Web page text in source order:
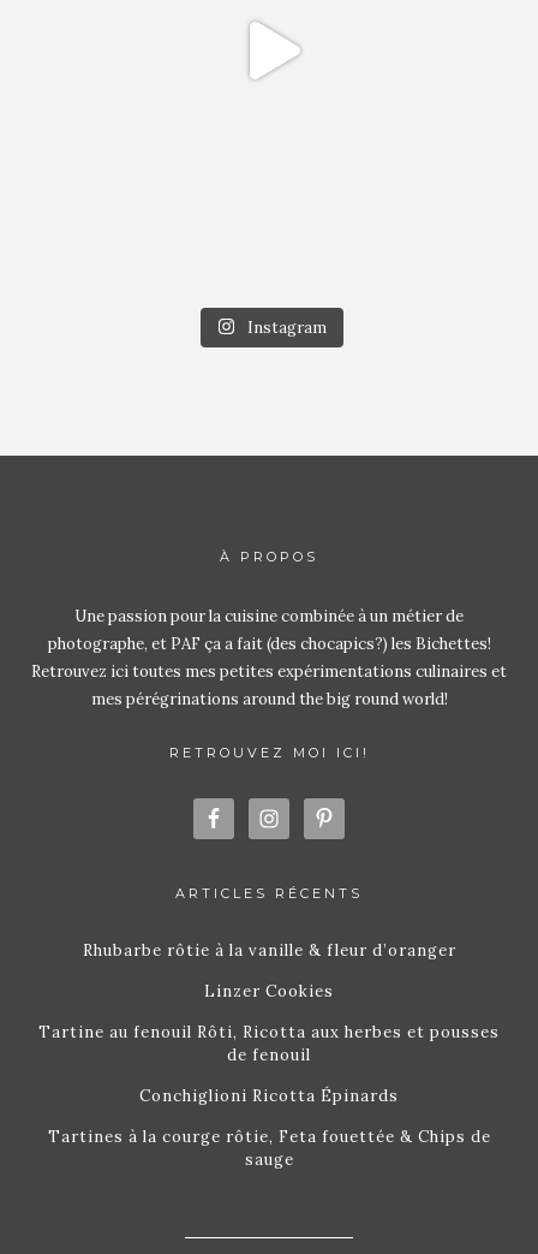
Instagram
À PROPOS
Une passion pour la cuisine combinée à un métier de
photographe, et PAF ça a fait (des chocapics?) les Bichettes!
Retrouvez ici toutes mes petites expérimentations culinaires et
mes pérégrinations around the big round world!
RETROUVEZ MOI ICI!
ARTICLES RÉCENTS
Rhubarbe rôtie à la vanille & fleur d’oranger
Linzer Cookies
Tartine au fenouil Rôti, Ricotta aux herbes et pousses
de fenouil
Conchiglioni Ricotta Épinards
Tartines à la courge rôtie, Feta fouettée & Chips de
sauge